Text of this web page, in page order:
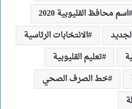
اسم محافظ القليوبية 2020
الانتخابات الرئاسية
تعليم القليوبية
خط الصرف الصحي